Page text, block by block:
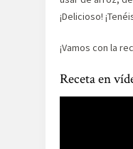
¡Delicioso!
¡Vamos con la
Receta en